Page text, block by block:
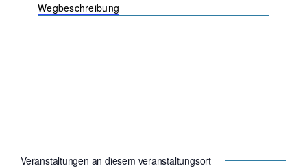
Wegbeschreibung
Veranstaltungen an diesem veranstaltungsort